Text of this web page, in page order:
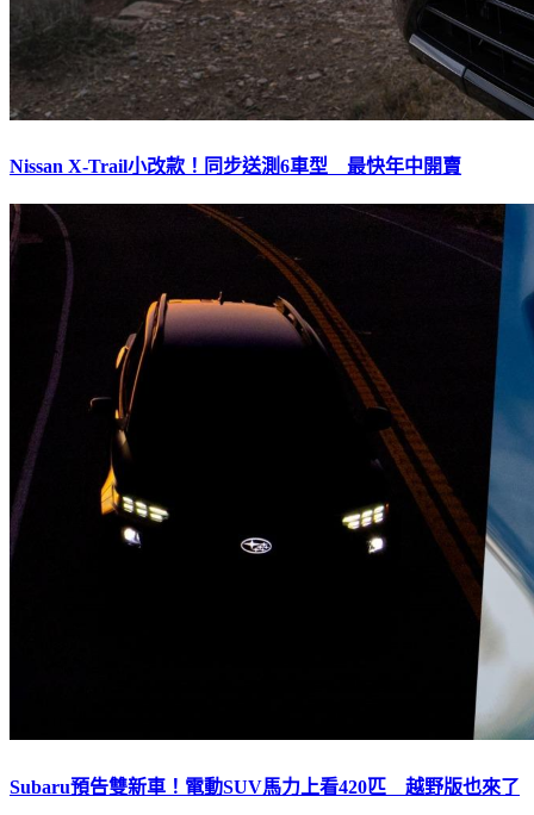
Nissan X-Trail小改款！同步送測6車型 最快年中開賣
Subaru預告雙新車！電動SUV馬力上看420匹 越野版也來了